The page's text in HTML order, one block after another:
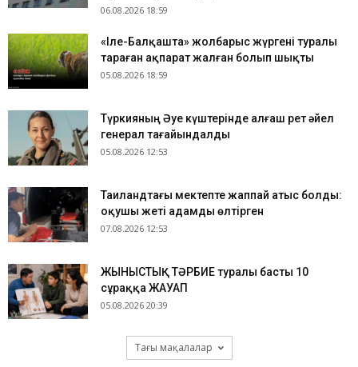
06.08.2026 18:59
«Іле-Балқашта» жолбарыс жүргені туралы
тараған ақпарат жалған болып шықты
05.08.2026 18:59
Түркияның Әуе күштерінде алғаш рет әйел
генерал тағайындалды
05.08.2026 12:53
Таиландтағы мектепте жаппай атыс болды:
оқушы жеті адамды өлтірген
07.08.2026 12:53
ЖЫНЫСТЫҚ ТӘРБИЕ туралы басты 10
сұраққа ЖАУАП
05.08.2026 20:39
Тағы мақалалар